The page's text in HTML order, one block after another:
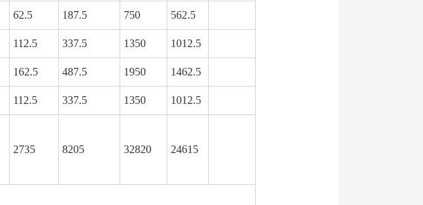
62.5 187.5 750 562.5
112.5 337.5 1350 1012.5
162.5 487.5 1950 1462.5
112.5 337.5 1350 1012.5
2735 8205 32820 24615